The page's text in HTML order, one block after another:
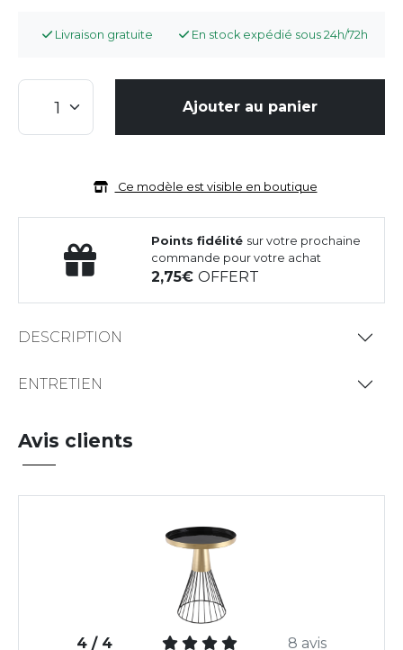
Livraison gratuite En stock expédié sous 24h/72h
Ajouter au panier
Ce modèle est visible en boutique
Points fidélité sur votre prochaine
commande pour votre achat
2,75OFFERT
DESCRIPTION
ENTRETIEN
Avis clients
4 / 4 8 avis